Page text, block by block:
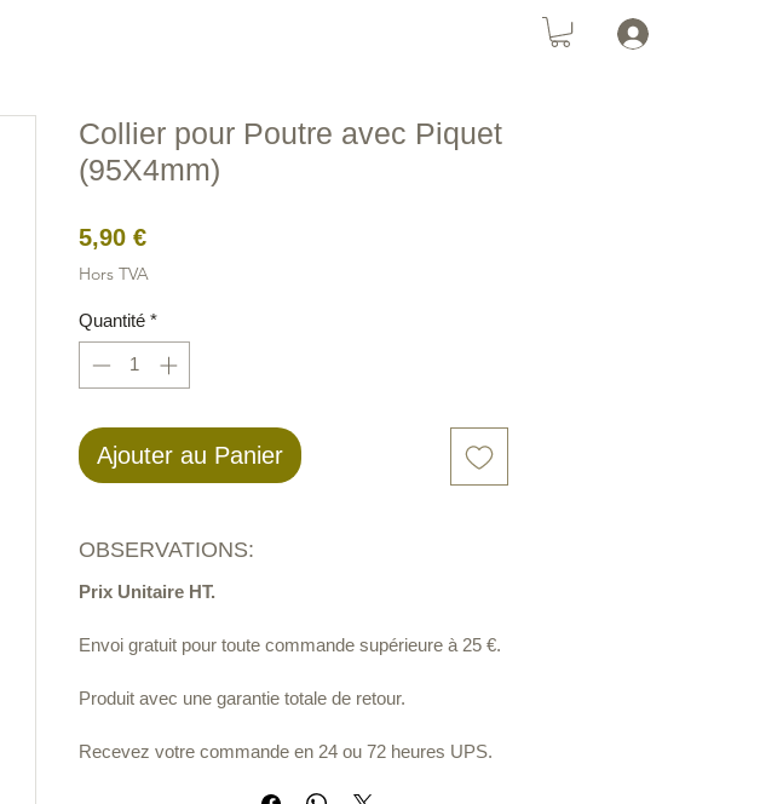
Collier pour Poutre avec Piquet
(95X4mm)
5,90 €Prix
Hors TVA
Quantité *
Ajouter au Panier
OBSERVATIONS:
Prix Unitaire HT.
Envoi gratuit pour toute commande supérieure à 25 €.
Produit avec une garantie totale de retour.
Recevez votre commande en 24 ou 72 heures UPS.